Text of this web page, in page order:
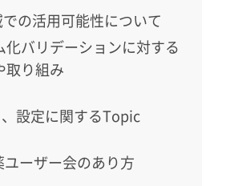
での活用可能性について
化バリデーションに対する
取り組み
設定に関するTopic
ユーザー会のあり方